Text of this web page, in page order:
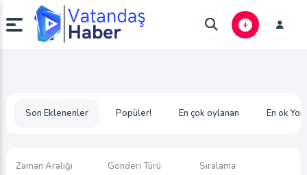
Son Eklenenler Popüler! En çok oylanan En ok
Zaman Aralığı Gönderi Türü Sıralama